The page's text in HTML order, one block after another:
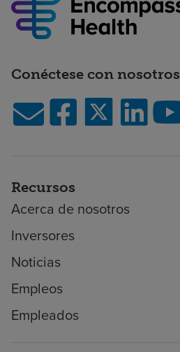
Conéctese con nosotros
Recursos
Acerca de nosotros
Inversores
Noticias
Empleos
Empleados